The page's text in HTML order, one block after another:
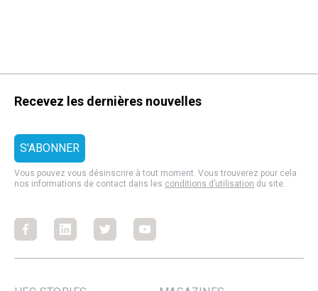
Recevez les dernières nouvelles
Vous pouvez vous désinscrire à tout moment. Vous trouverez pour cela
nos informations de contact dans les conditions d’utilisation du site.
FacebookFacebookFacebookFacebook